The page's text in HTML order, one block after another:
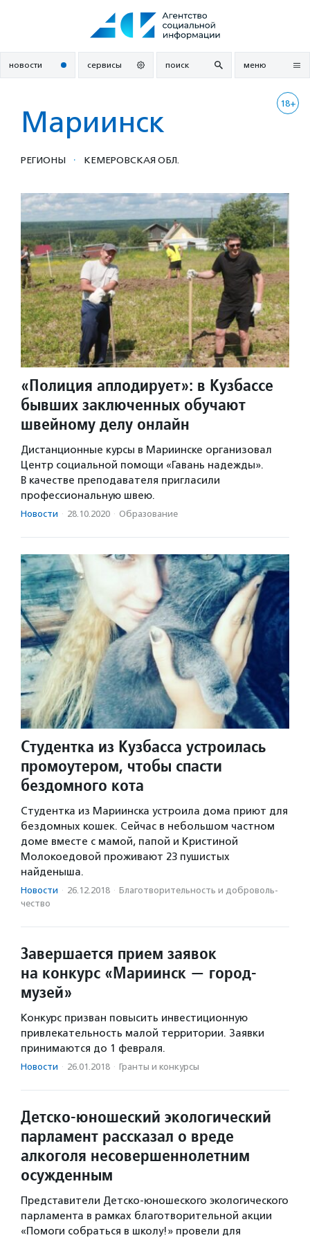
новости сервисы поиск меню
18+
Мариинск
РЕГИОНЫ · КЕМЕРОВСКАЯ ОБЛ.
«Полиция аплодирует»: в Кузбассе
бывших заключенных обучают
швейному делу онлайн
Дистанционные курсы в Мариинске организовал
Центр социальной помощи «Гавань надежды».
В качестве преподавателя пригласили
профессиональную швею.
Новости · 28.10.2020 · Образование
Студентка из Кузбасса устроилась
промоутером, чтобы спасти
бездомного кота
Студентка из Мариинска устроила дома приют для
бездомных кошек. Сейчас в небольшом частном
доме вместе с мамой, папой и Кристиной
Молокоедовой проживают 23 пушистых
найденыша.
Новости · 26.12.2018 · Благотвори­тель­ность и доброволь­
чест­во
Завершается прием заявок
на конкурс «Мариинск — город-
музей»
Конкурс призван повысить инвестиционную
привлекательность малой территории. Заявки
принимаются до 1 февраля.
Новости · 26.01.2018 · Гранты и конкурсы
Детско-юношеский экологический
парламент рассказал о вреде
алкоголя несовершеннолетним
осужденным
Представители Детско-юношеского экологического
парламента в рамках благотворительной акции
«Помоги собраться в школу!» провели для